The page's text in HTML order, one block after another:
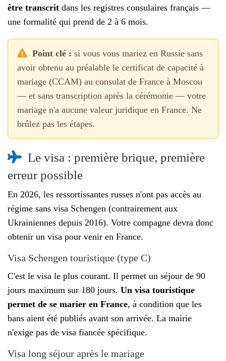
être transcrit dans les registres consulaires français —
une formalité qui prend de 2 à 6 mois.
Point clé : si vous vous mariez en Russie sans
avoir obtenu au préalable le certificat de capacité à
mariage (CCAM) au consulat de France à Moscou
— et sans transcription après la cérémonie — votre
mariage n'a aucune valeur juridique en France. Ne
brûlez pas les étapes.
Le visa : première brique, première
erreur possible
En 2026, les ressortissantes russes n'ont pas accès au
régime sans visa Schengen (contrairement aux
Ukrainiennes depuis 2016). Votre compagne devra donc
obtenir un visa pour venir en France.
Visa Schengen touristique (type C)
C'est le visa le plus courant. Il permet un séjour de 90
jours maximum sur 180 jours. Un visa touristique
permet de se marier en France, à condition que les
bans aient été publiés avant son arrivée. La mairie
n'exige pas de visa fiancée spécifique.
Visa long séjour après le mariage